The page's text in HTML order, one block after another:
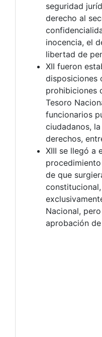
seguridad
derecho al
inocencia, el
libertad de
XII fueron
disposiciones
prohibiciones
Tesoro
funcionarios
ciudadanos,
derechos,
XIII se llegó a
de que
Nacional,
aprobación